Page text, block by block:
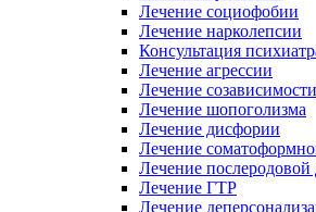
Лечение социофобии
Лечение нарколепсии
Консультация
Лечение агрессии
Лечение созависимости
Лечение шопоголизма
Лечение дисфории
Лечение
Лечение послеродовой
Лечение ГТР
Лечение